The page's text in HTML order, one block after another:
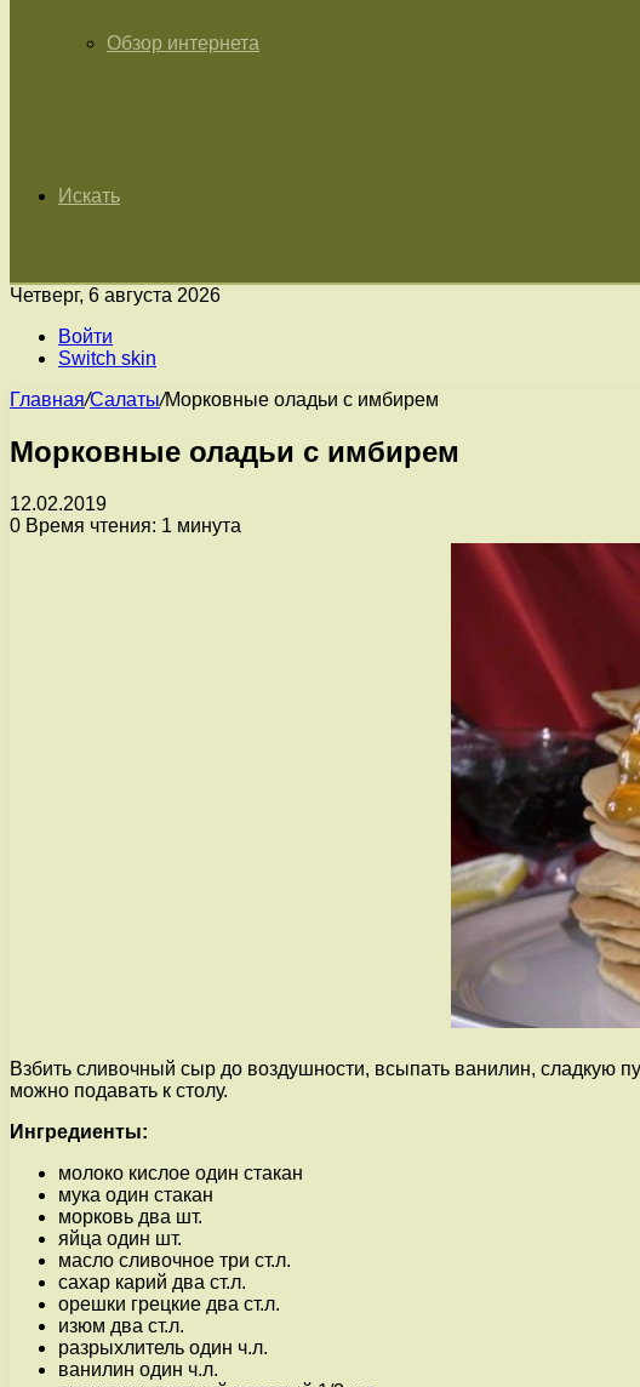
Обзор интернета
Искать
Четверг, 6 августа 2026
Войти
Switch skin
Главная/Салаты/Морковные оладьи с имбирем
Морковные оладьи с имбирем
12.02.2019
0 Время чтения: 1 минута
Взбить сливочный сыр до воздушности, всыпать ванилин, сладкую
можно подавать к столу.
Ингредиенты:
молоко кислое один стакан
мука один стакан
морковь два шт.
яйца один шт.
масло сливочное три ст.л.
сахар карий два ст.л.
орешки грецкие два ст.л.
изюм два ст.л.
разрыхлитель один ч.л.
ванилин один ч.л.